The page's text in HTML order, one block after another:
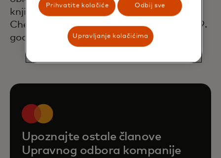
književnosti. Gospođa Langle nosi titulu
Chevalier de la Légion d’Honneur od 2009.
godine.
Upoznajte ostale članove
Upravnog odbora kompanije
Prihvatite kolačiće Odbij sve
Upravljanje kolačićima